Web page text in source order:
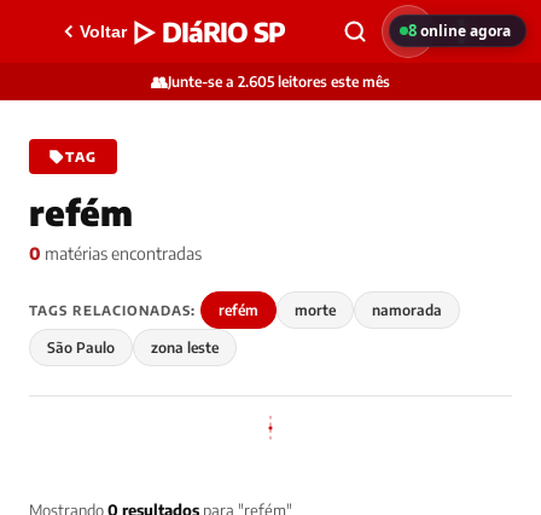
Voltar ▷ DIáRIO SP
👥Junte-se a 2.605 leitores este mês
TAG
refém
0 matérias encontradas
TAGS RELACIONADAS: refém morte namorada
São Paulo zona leste
Mostrando0 resultados para "refém"
8online agora